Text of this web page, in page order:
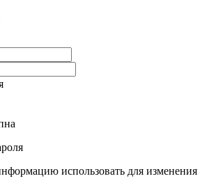
использовать для изменения